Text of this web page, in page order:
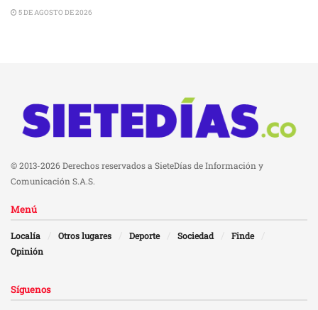
5 DE AGOSTO DE 2026
© 2013-2026 Derechos reservados a SieteDías de Información y
Comunicación S.A.S.
Menú
Localía Otros lugares Deporte Sociedad
Finde
Opinión
Síguenos